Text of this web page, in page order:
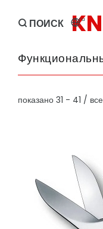
ПОИСК ru
ПРОДУКТЫ
БРЕНДЫ
показано 31 - 41 /